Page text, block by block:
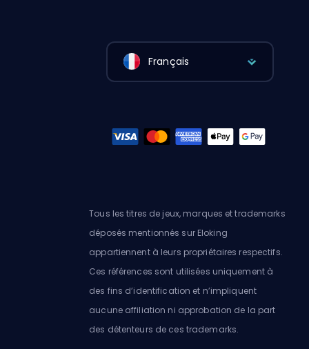
Français
Tous les titres de jeux, marques et trademarks
déposés mentionnés sur Eloking
appartiennent à leurs propriétaires respectifs.
Ces références sont utilisées uniquement à
des fins d’identification et n’impliquent
aucune affiliation ni approbation de la part
des détenteurs de ces trademarks.